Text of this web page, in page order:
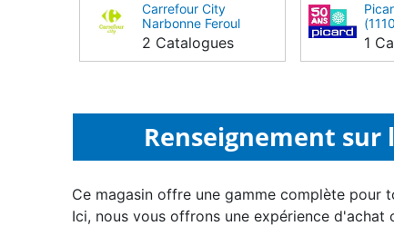
Carrefour City
Narbonne Feroul
(11100)
2 Catalogues 1
Renseignement sur
Ce magasin offre une gamme complète pour
Ici, nous vous offrons une expérience